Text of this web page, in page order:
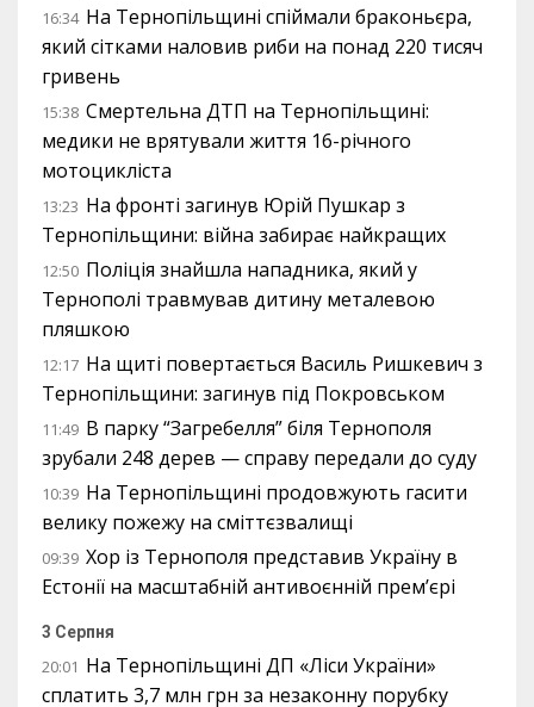
16:34 На Тернопільщині спіймали браконьєра,
який сітками наловив риби на понад 220 тисяч
гривень
15:38 Смертельна ДТП на Тернопільщині:
медики не врятували життя 16-річного
мотоцикліста
13:23 На фронті загинув Юрій Пушкар з
Тернопільщини: війна забирає найкращих
12:50 Поліція знайшла нападника, який у
Тернополі травмував дитину металевою
пляшкою
12:17 На щиті повертається Василь Ришкевич з
Тернопільщини: загинув під Покровськом
11:49 В парку “Загребелля” біля Тернополя
зрубали 248 дерев — справу передали до суду
10:39 На Тернопільщині продовжують гасити
велику пожежу на сміттєзвалищі
09:39 Хор із Тернополя представив Україну в
Естонії на масштабній антивоєнній прем’єрі
3 Серпня
20:01 На Тернопільщині ДП «Ліси України»
сплатить 3,7 млн грн за незаконну порубку